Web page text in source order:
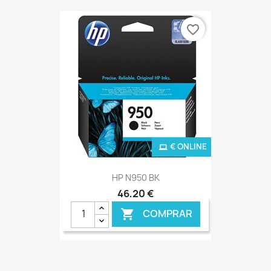
€ ONLINE
HP N950 BK
46,20 €
 COMPRAR
€ ONLINE
favorite_border